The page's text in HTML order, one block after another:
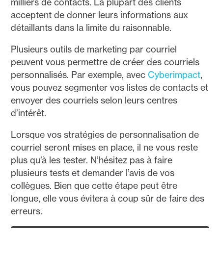
acceptent de donner leurs informations aux
détaillants dans la limite du raisonnable.
Plusieurs outils de marketing par courriel
peuvent vous permettre de créer des courriels
personnalisés. Par exemple, avec Cyberimpact,
vous pouvez segmenter vos listes de contacts et
envoyer des courriels selon leurs centres
d’intérêt.
Lorsque vos stratégies de personnalisation de
courriel seront mises en place, il ne vous reste
plus qu’à les tester. N’hésitez pas à faire
plusieurs tests et demander l’avis de vos
collègues. Bien que cette étape peut être
longue, elle vous évitera à coup sûr de faire des
erreurs.